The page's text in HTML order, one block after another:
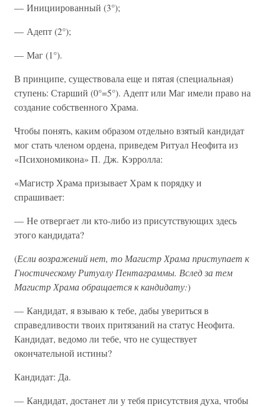
— Инициированный (3°);
— Адепт (2°);
— Маг (1°).
В принципе, существовала еще и пятая (специальная)
ступень: Старший (0°=5°). Адепт или Маг имели право на
создание собственного Храма.
Чтобы понять, каким образом отдельно взятый кандидат
мог стать членом ордена, приведем Ритуал Неофита из
«Психономикона» П. Дж. Кэрролла:
«Магистр Храма призывает Храм к порядку и
спрашивает:
— Не отвергает ли кто-либо из присутствующих здесь
этого кандидата?
(Если возражений нет, то Магистр Храма приступает к
Гностическому Ритуалу Пентаграммы. Вслед за тем
Магистр Храма обращается к кандидату:)
— Кандидат, я взываю к тебе, дабы увериться в
справедливости твоих притязаний на статус Неофита.
Кандидат, ведомо ли тебе, что не существует
окончательной истины?
Кандидат: Да.
— Кандидат, достанет ли у тебя присутствия духа, чтобы